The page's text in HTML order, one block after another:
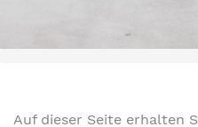
Auf dieser Seite erhalten